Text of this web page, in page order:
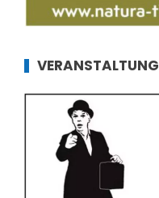
VERANSTALTUNG